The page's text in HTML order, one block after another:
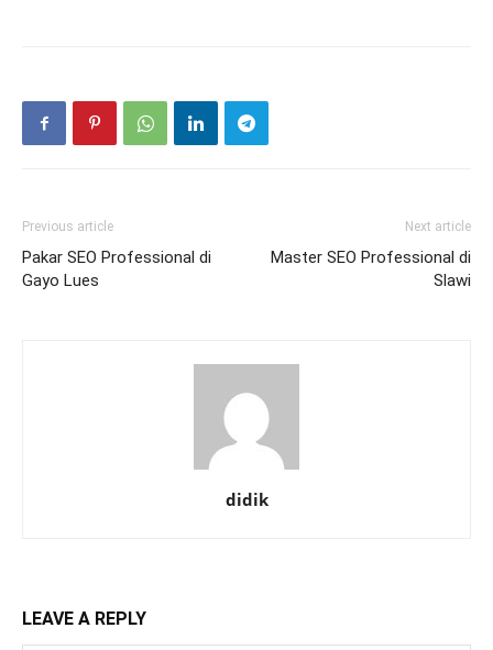
Previous article
Pakar SEO Professional di
Gayo Lues
Next article
Master SEO Professional di
Slawi
didik
LEAVE A REPLY